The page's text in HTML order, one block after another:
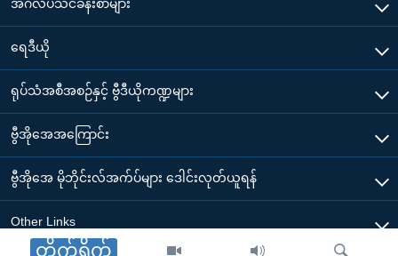
တိုက်ရိုက်
အင်္ဂလိပ်သင်ခန်းစာများ
ရေဒီယို
ရုပ်သံအစီအစဉ်နှင့် ဗွီဒီယိုကဏ္ဍများ
ဗွီအိုအေအကြောင်း
ဗွီအိုအေ မိုဘိုင်းလ်အက်ပ်များ ဒေါင်းလုတ်ယူရန်
Other Links